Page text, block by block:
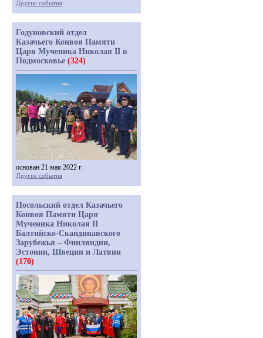
Другие события
Годуновский отдел
Казачьего Конвоя Памяти
Царя Мученика Николая II в
Подмосковье (324)
основан 21 мая 2022 г.
Другие события
Посольский отдел Казачьего
Конвоя Памяти Царя
Мученика Николая II
Балтийско-Скандинавского
Зарубежья – Финляндии,
Эстонии, Швеции и Латвии
(170)